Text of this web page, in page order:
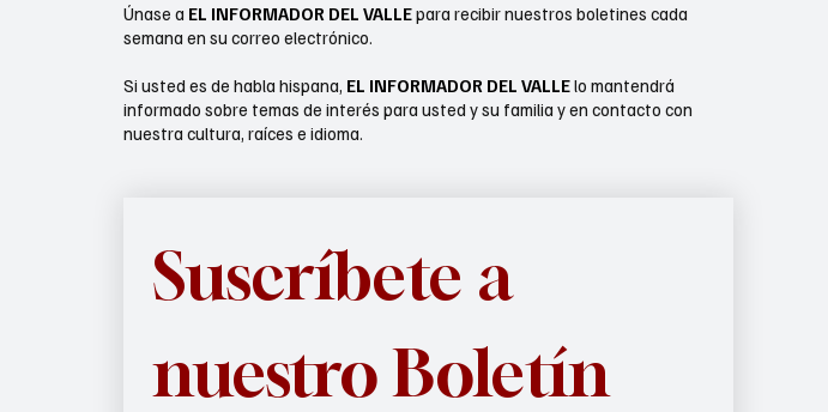
Únase a EL INFORMADOR DEL VALLEpara recibir nuestros boletines cada
semana en su correo electrónico.
Si usted es de habla hispana, EL INFORMADOR DEL VALLElo mantendrá
informado sobre temas de interés para usted y su familia y en contacto con
nuestra cultura, raíces e idioma.
Suscríbete a
nuestro Boletín